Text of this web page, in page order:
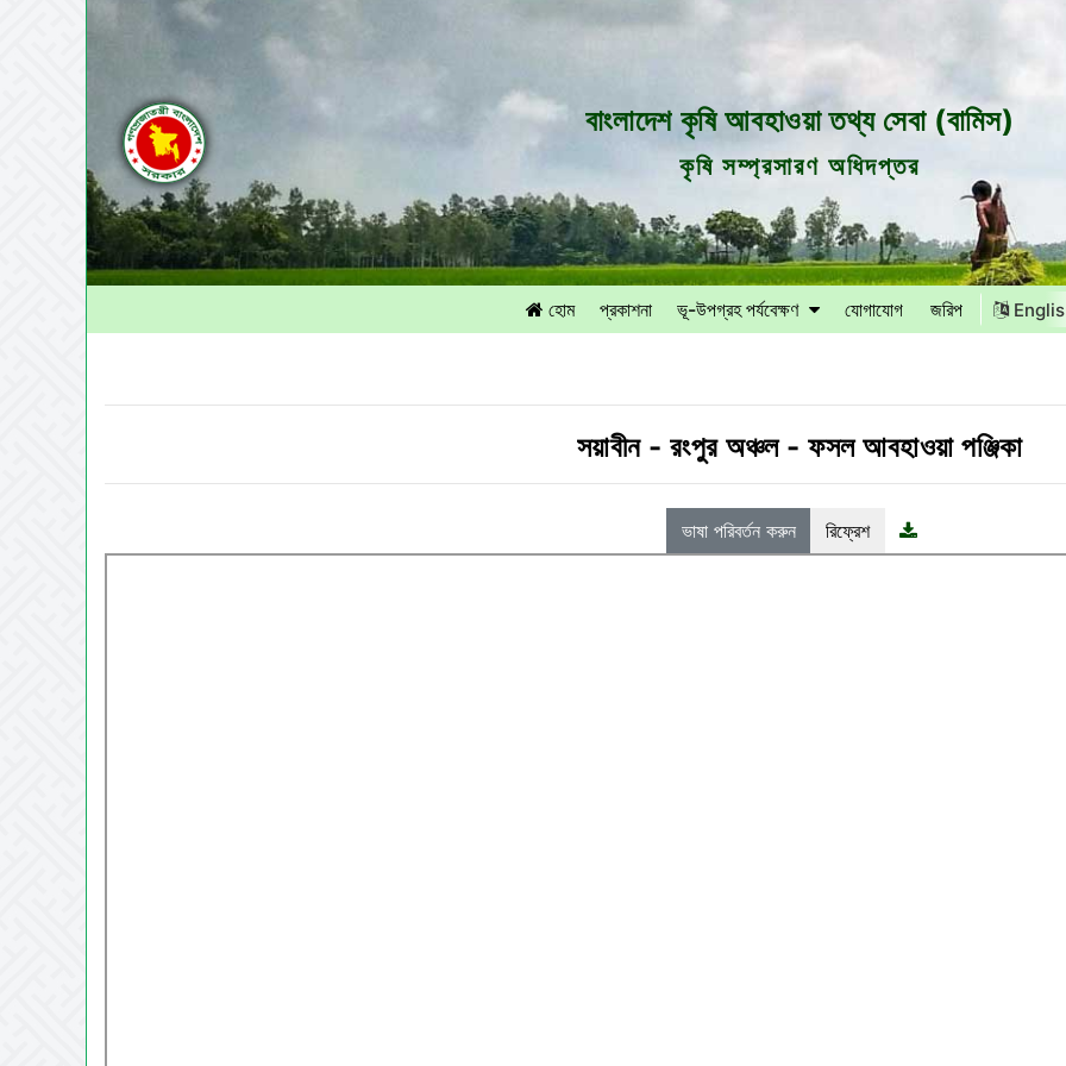
বাংলাদেশ কৃষি আবহাওয়া তথ্য সেবা (বামিস)
কৃষি সম্প্রসারণ অধিদপ্তর
হোম প্রকাশনা ভূ-উপগ্রহ পর্যবেক্ষণ যোগাযোগ জরিপ
সয়াবীন - রংপুর অঞ্চল- ফসল আবহাওয়া পঞ্জিকা
ভাষা পরিবর্তন করুন রিফ্রেশ